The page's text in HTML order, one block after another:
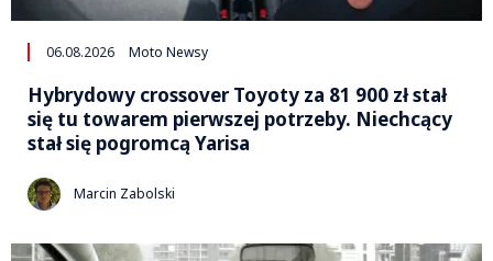
06.08.2026 Moto Newsy
Hybrydowy crossover Toyoty za 81 900 zł stał
się tu towarem pierwszej potrzeby. Niechcący
stał się pogromcą Yarisa
Marcin Zabolski